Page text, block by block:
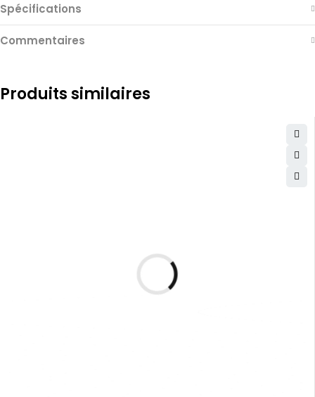
Spécifications
Commentaires
Produits similaires